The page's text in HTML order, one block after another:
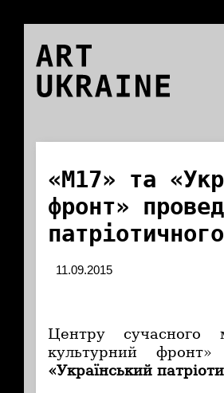
ART
UKRAINE
«М17» та
фронт»
11.09.2015
Центру сучасного
культурний
«Український